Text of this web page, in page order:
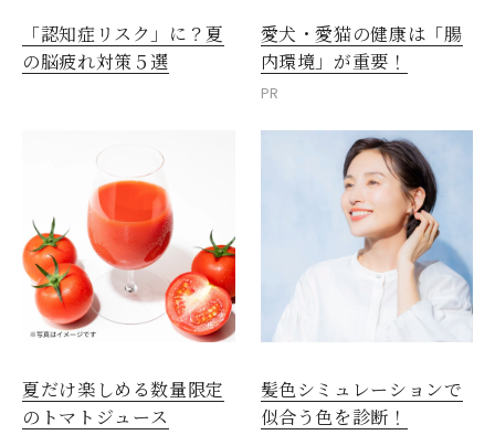
「認知症リスク」に？夏
の脳疲れ対策５選
愛犬・愛猫の健康は「腸
内環境」が重要！
PR
夏だけ楽しめる数量限定
のトマトジュース
髪色シミュレーションで
似合う色を診断！